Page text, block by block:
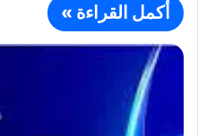
أكمل القراءة »